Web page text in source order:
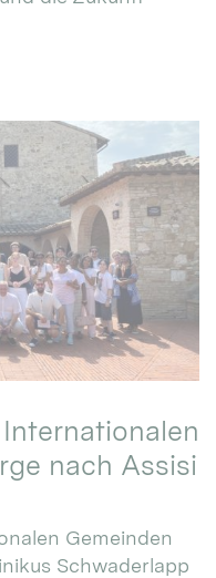
nach Assisi
Gemeinden
Schwaderlapp